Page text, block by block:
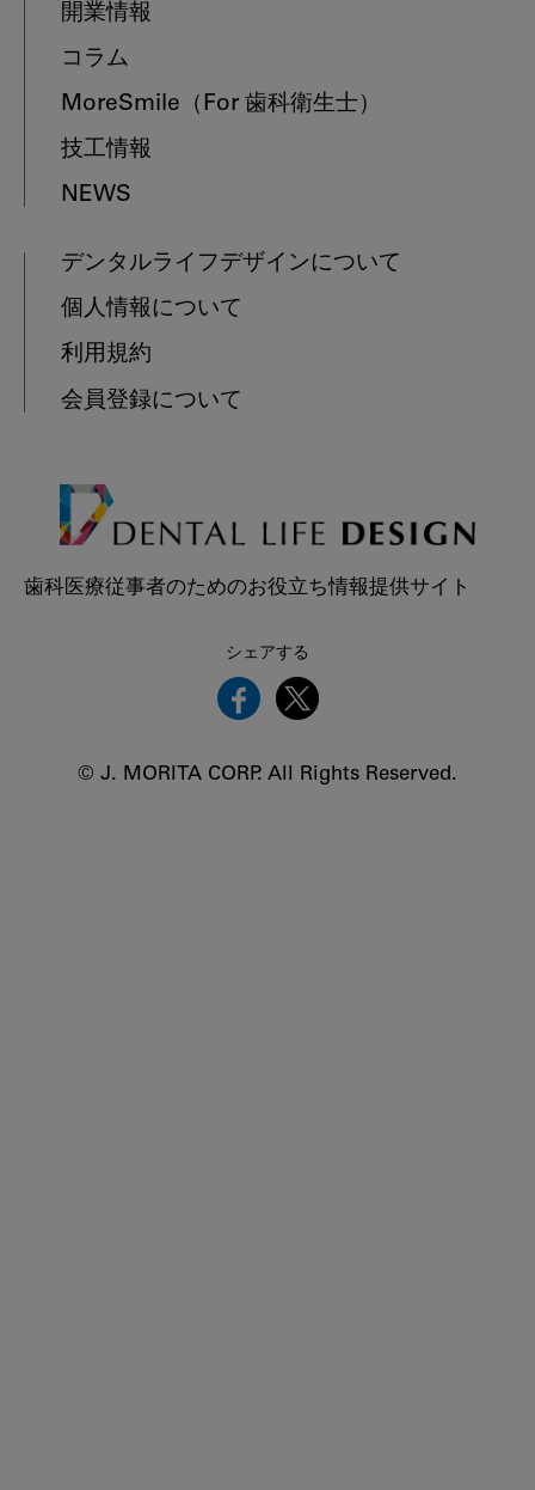
開業情報
コラム
MoreSmile （For 歯科衛生士）
技工情報
NEWS
デンタルライフデザインについて
個人情報について
利用規約
会員登録について
歯科医療従事者のためのお役立ち情報提供サイト
シェアする
© J. MORITA CORP. All Rights Reserved.